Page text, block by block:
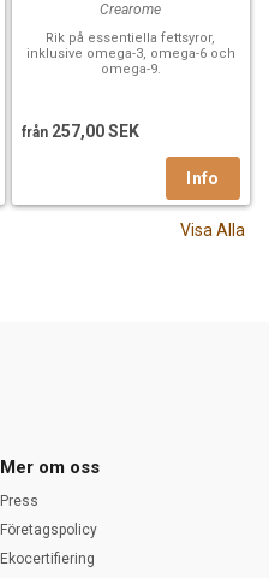
Crearome
Rik på essentiella fettsyror,
inklusive omega-3, omega-6 och
omega-9.
från 257,00 SEK
Visa Alla
Mer om oss
Press
Företagspolicy
Ekocertifiering